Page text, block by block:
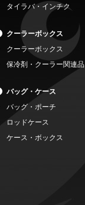
タイラバ・インチク
クーラーボックス
クーラーボックス
保冷剤・クーラー関連品
バッグ・ケース
バッグ・ポーチ
ロッドケース
ケース・ボックス